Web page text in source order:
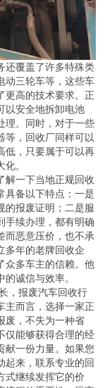
还覆盖了许多特殊类
动三轮车等，这些车
更高的技术要求。正
以安全地拆卸电池
理。同时，对于一些
等，回收厂同样可以
低，只要属于可以再
。
解一下当地正规回收
具备以下特点：一是
的报废证明；二是服
手续办理，都有明确
而恶意压价，也不承
多年的老牌回收企
众多车主的信赖。他
诚信与效率。
，报废汽车回收行
主而言，选择一家正
废，不失为一种省
仅能够获得合理的经
献一份力量。如果您
起来，联系专业的回
式继续发挥它的价